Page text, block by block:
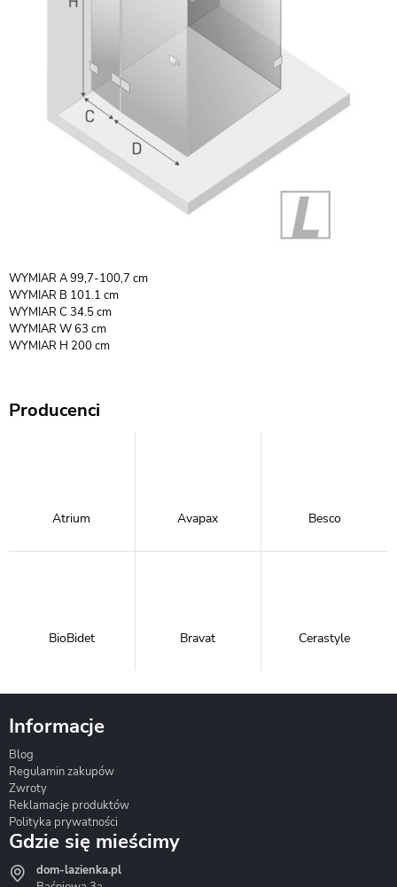
WYMIAR A 99,7-100,7 cm
WYMIAR B 101.1 cm
WYMIAR C 34.5 cm
WYMIAR W 63 cm
WYMIAR H 200 cm
Producenci
Atrium Avapax Besco
BioBidet Bravat Cerastyle
Hydrostop
Informacje
Blog
Regulamin zakupów
Zwroty
Reklamacje produktów
Polityka prywatności
Gdzie się mieścimy
dom-lazienka.pl